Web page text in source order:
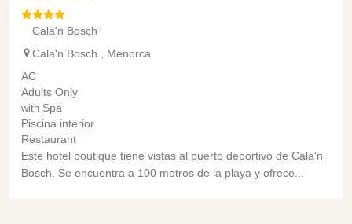
Cala'n Bosch
Cala'n Bosch
Menorca
AC
Adults Only
with Spa
Piscina interior
Restaurant
Este hotel boutique tiene vistas al puerto deportivo de Cala'n
Bosch. Se encuentra a 100 metros de la playa y ofrece...